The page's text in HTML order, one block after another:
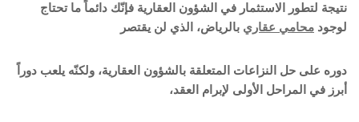
نتيجة لتطور الاستثمار في الشؤون العقارية فإنّك دائماً ما تحتاج
لوجود محامي عقاري بالرياض، الذي لن يقتصر
دوره على حل النزاعات المتعلقة بالشؤون العقارية، ولكنّه يلعب دوراً
أبرز في المراحل الأولى لإبرام العقد،